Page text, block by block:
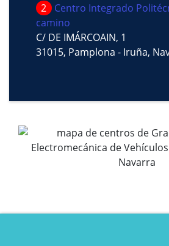
2
Centro Integrado
camino
C/ DE IMÁRCOAIN, 1
31015, Pamplona - Iruña,